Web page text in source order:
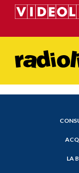
LA